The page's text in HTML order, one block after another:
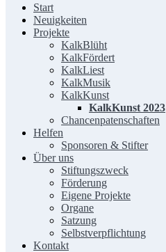
Start
Neuigkeiten
Projekte
KalkBlüht
KalkFördert
KalkLiest
KalkMusik
KalkKunst
KalkKunst 2023
Chancenpatenschaften
Helfen
Sponsoren & Stifter
Über uns
Stiftungszweck
Förderung
Eigene Projekte
Organe
Satzung
Selbstverpflichtung
Kontakt